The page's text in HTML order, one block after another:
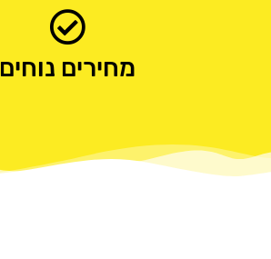
מחירים נוחים